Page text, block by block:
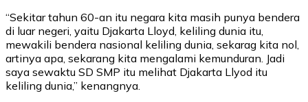
“Sekitar tahun 60-an itu negara kita masih punya bendera
di luar negeri, yaitu Djakarta Lloyd, keliling dunia itu,
mewakili bendera nasional keliling dunia, sekarag kita nol,
artinya apa, sekarang kita mengalami kemunduran. Jadi
saya sewaktu SD SMP itu melihat Djakarta Llyod itu
keliling dunia,” kenangnya.